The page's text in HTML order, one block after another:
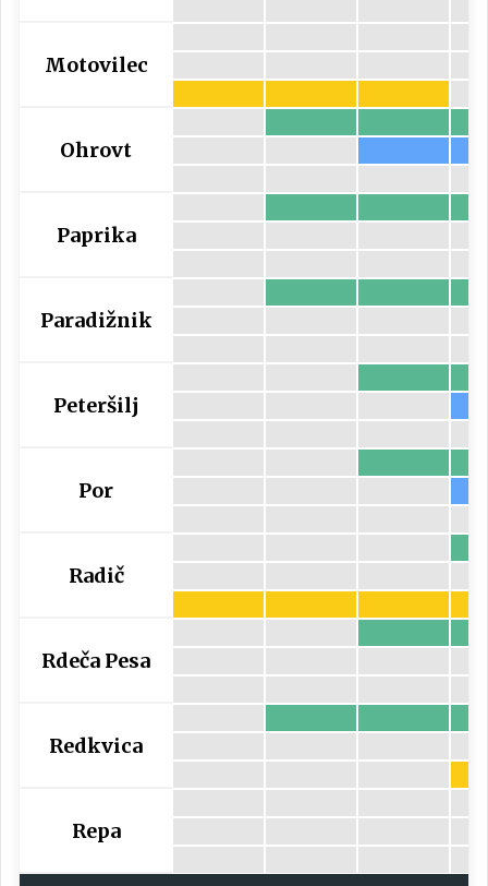
Motovilec
Ohrovt
Paprika
Paradižnik
Peteršilj
Por
Radič
Rdeča Pesa
Redkvica
Repa